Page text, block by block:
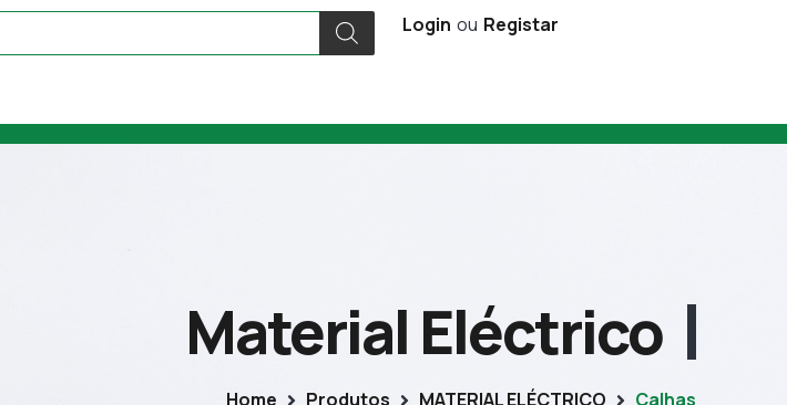
Login ou Registar
Material Eléctrico
Home Produtos MATERIAL ELÉCTRICO Calhas